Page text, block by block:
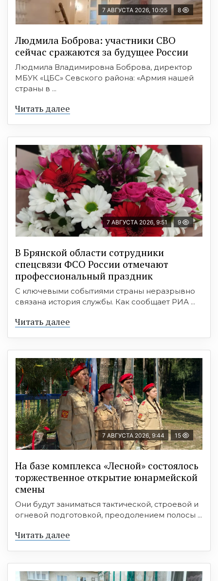
7 АВГУСТА 2026, 10:05 8
Людмила Боброва: участники СВО
сейчас сражаются за будущее России
Людмила Владимировна Боброва, директор
МБУК «ЦБС» Севского района: «Армия нашей
страны в ...
Читать далее
7 АВГУСТА 2026, 9:51 9
В Брянской области сотрудники
спецсвязи ФСО России отмечают
профессиональный праздник
С ключевыми событиями страны неразрывно
связана история службы. Как сообщает РИА ...
Читать далее
7 АВГУСТА 2026, 9:44 15
На базе комплекса «Лесной» состоялось
торжественное открытие юнармейской
смены
Они будут заниматься тактической, строевой и
огневой подготовкой, преодолением полосы ...
Читать далее